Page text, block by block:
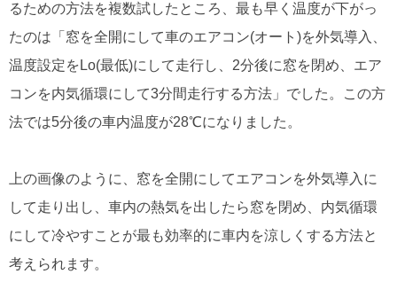
るための方法を複数試したところ、最も早く温度が下がっ
たのは「窓を全開にして車のエアコン(オート)を外気導入、
温度設定をLo(最低)にして走行し、2分後に窓を閉め、エア
コンを内気循環にして3分間走行する方法」でした。この方
法では5分後の車内温度が28℃になりました。
上の画像のように、窓を全開にしてエアコンを外気導入に
して走り出し、車内の熱気を出したら窓を閉め、内気循環
にして冷やすことが最も効率的に車内を涼しくする方法と
考えられます。